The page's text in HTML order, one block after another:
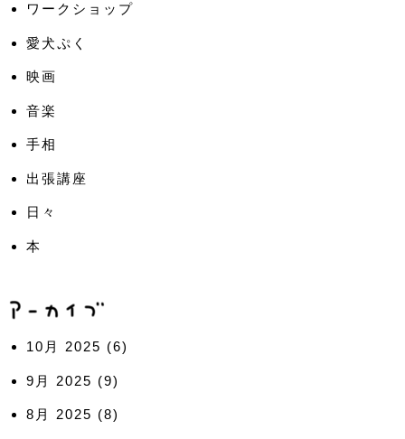
ワークショップ
愛犬ぷく
映画
音楽
手相
出張講座
日々
本
10月 2025 (6)
9月 2025 (9)
8月 2025 (8)